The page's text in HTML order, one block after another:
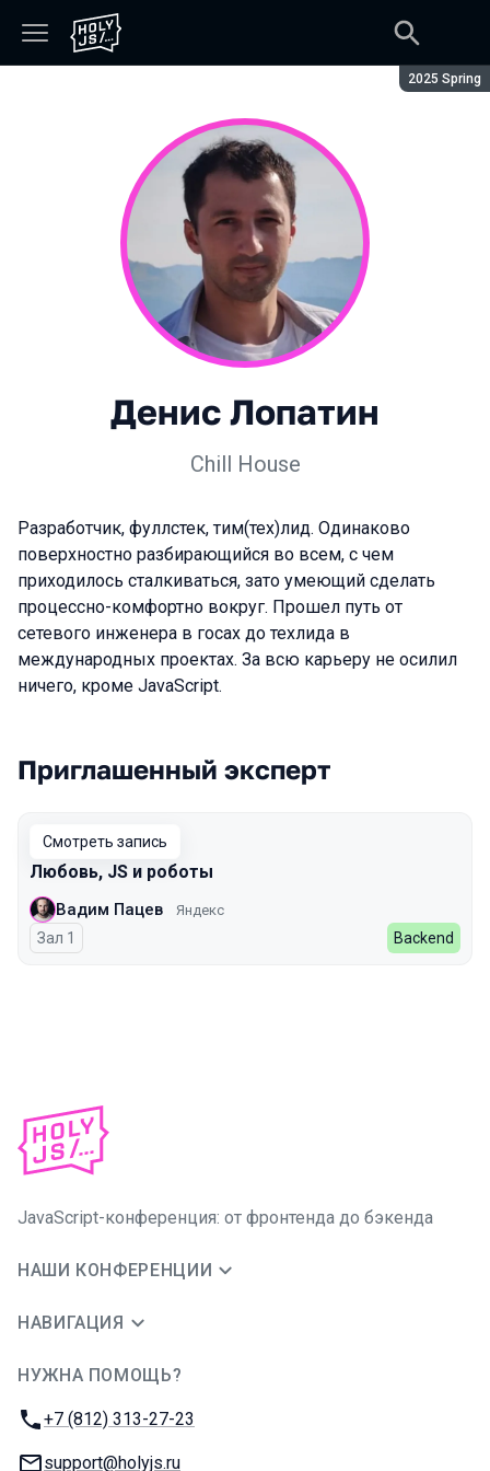
Сезон:
2025 Spring
Денис Лопатин
Chill House
Разработчик, фуллстек, тим(тех)лид. Одинаково
поверхностно разбирающийся во всем, с чем
приходилось сталкиваться, зато умеющий сделать
процессно-комфортно вокруг. Прошел путь от
сетевого инженера в госах до техлида в
международных проектах. За всю карьеру не осилил
ничего, кроме JavaScript.
Выступления в сезоне 2025 Spring
Приглашенный эксперт
Смотреть запись
Любовь, JS и роботы
Вадим Пацев Яндекс
Зал 1 Backend
JavaScript-конференция: от фронтенда до бэкенда
НАШИ КОНФЕРЕНЦИИ
НАВИГАЦИЯ
НУЖНА ПОМОЩЬ?
Телефон:
+7 (812) 313-27-23
E-mail:
support@holyjs.ru